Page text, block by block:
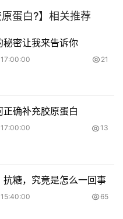
蛋白?】相关推荐
秘密让我来告诉你
21
正确补充胶原蛋白
13
抗糖，究竟是怎么一回事
65